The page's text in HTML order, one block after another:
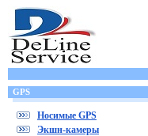
GPS
Носимые GPS
Экшн-камеры